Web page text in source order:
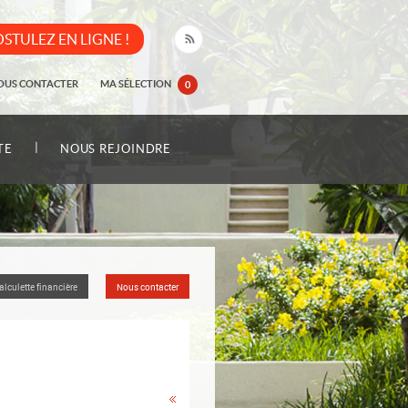
EN LIGNE !
CONTACTER MA SÉLECTION 0
NOUS REJOINDRE
financière Nous contacter